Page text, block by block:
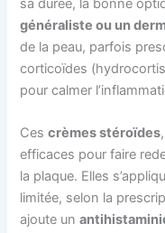
généraliste ou un
de la peau, parfois
corticoïdes
pour calmer
Cescrèmes stéroïdes
efficaces pour faire
la plaque. Elles
limitée, selon la
ajoute un